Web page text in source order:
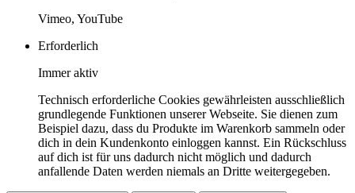
Vimeo, YouTube
Erforderlich
Immer aktiv
Technisch erforderliche Cookies gewährleisten ausschließlich
grundlegende Funktionen unserer Webseite. Sie dienen zum
Beispiel dazu, dass du Produkte im Warenkorb sammeln oder
dich in dein Kundenkonto einloggen kannst. Ein Rückschluss
auf dich ist für uns dadurch nicht möglich und dadurch
anfallende Daten werden niemals an Dritte weitergegeben.